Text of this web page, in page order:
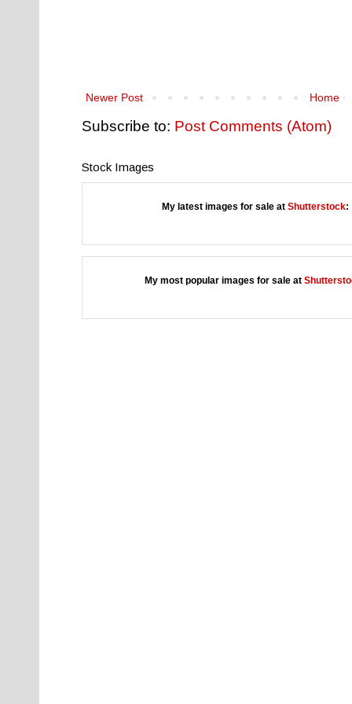
Newer Post Home
Subscribe to: Post Comments (Atom)
Stock Images
My latest images for sale at Shutterstock:
My most popular images for sale at